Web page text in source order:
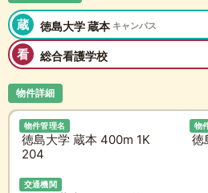
蔵 徳島大学 蔵本 キャンパス
看 総合看護学校
物件詳細
物件管理名
徳島大学 蔵本 400m 1K
204
物
徳
交通機関